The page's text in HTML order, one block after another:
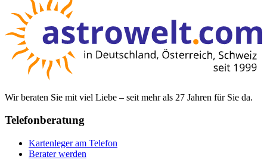
Wir beraten Sie mit viel Liebe – seit mehr als 27 Jahren für Sie da.
Telefonberatung
Kartenleger am Telefon
Berater werden